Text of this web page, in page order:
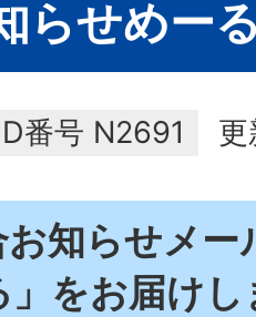
らせめー
番号 N2691
お知らせメ
」をお届けし